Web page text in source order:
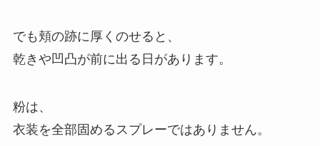
でも頬の跡に厚くのせると、
乾きや凹凸が前に出る日があります。
粉は、
衣装を全部固めるスプレーではありません。